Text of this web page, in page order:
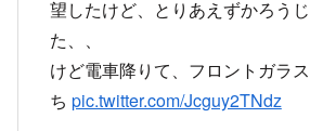
望したけど、とりあえずかろう
た、、
けど電車降りて、フロントガラ
ち pic.twitter.com/Jcguy2TNdz